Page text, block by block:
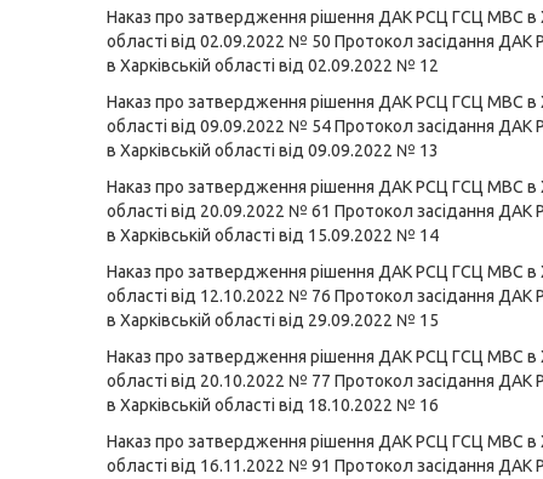
Наказ про затвердження рішення ДАК РСЦ ГСЦ МВС в
області від 02.09.2022 № 50 Протокол засідання
в Харківській області від 02.09.2022 № 12
Наказ про затвердження рішення ДАК РСЦ ГСЦ МВС в
області від 09.09.2022 № 54Протокол засідання
в Харківській області від 09.09.2022 № 13
Наказ про затвердження рішення ДАК РСЦ ГСЦ МВС в
області від 20.09.2022 № 61 Протокол засідання
в Харківській області від 15.09.2022 № 14
Наказ про затвердження рішення ДАК РСЦ ГСЦ МВС в
області від 12.10.2022 № 76 Протокол засідання
в Харківській області від 29.09.2022 № 15
Наказ про затвердження рішення ДАК РСЦ ГСЦ МВС в
області від 20.10.2022 № 77 Протокол засідання
в Харківській області від 18.10.2022 № 16
Наказ про затвердження рішення ДАК РСЦ ГСЦ МВС в
області від 16.11.2022 № 91 Протокол засідання